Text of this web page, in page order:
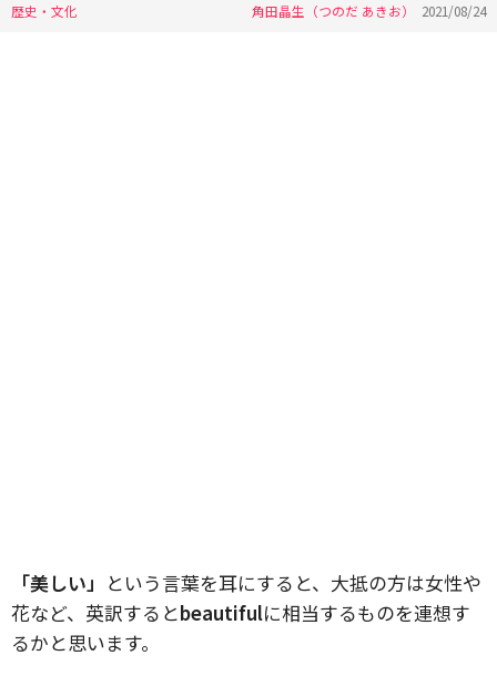
歴史・文化 角田晶生（つのだ あきお） 2021/08/24
「美しい」 という言葉を耳にすると、大抵の方は女性や
花など、英訳するとbeautifulに相当するものを連想す
るかと思います。